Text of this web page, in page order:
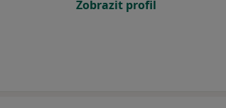
Zobrazit profil